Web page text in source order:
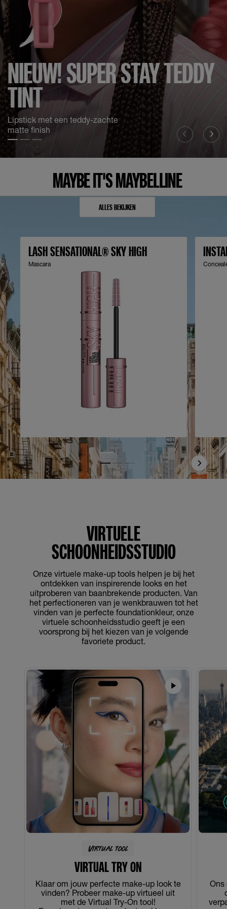
NIEUW! SUPER STAY TEDDY
TINT
Lipstick met een teddy-zachte
matte finish
Slide test 1
Slide test 2
Slide test 3
MAYBE IT'S MAYBELLINE
ALLES BEKIJKEN
LASH SENSATIONAL® SKY HIGH
Mascara
Slide 1Slide 2Slide 3
VIRTUELE
SCHOONHEIDSSTUDIO
Onze virtuele make-up tools helpen je bij het
ontdekken van inspirerende looks en het
uitproberen van baanbrekende producten. Van
het perfectioneren van je wenkbrauwen tot het
vinden van je perfecte foundationkleur, onze
virtuele schoonheidsstudio geeft je een
voorsprong bij het kiezen van je volgende
favoriete product.
Virtual tool
VIRTUAL TRY ON
Klaar om jouw perfecte make-up look te
vinden? Probeer make-up virtueel uit
met de Virtual Try-On tool!
Ons